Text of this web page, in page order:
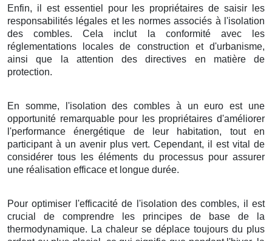
Enfin, il est essentiel pour les propriétaires de saisir les
responsabilités légales et les normes associés à l'isolation
des combles. Cela inclut la conformité avec les
réglementations locales de construction et d'urbanisme,
ainsi que la attention des directives en matière de
protection.
En somme, l'isolation des combles à un euro est une
opportunité remarquable pour les propriétaires d'améliorer
l'performance énergétique de leur habitation, tout en
participant à un avenir plus vert. Cependant, il est vital de
considérer tous les éléments du processus pour assurer
une réalisation efficace et longue durée.
Pour optimiser l'efficacité de l'isolation des combles, il est
crucial de comprendre les principes de base de la
thermodynamique. La chaleur se déplace toujours du plus